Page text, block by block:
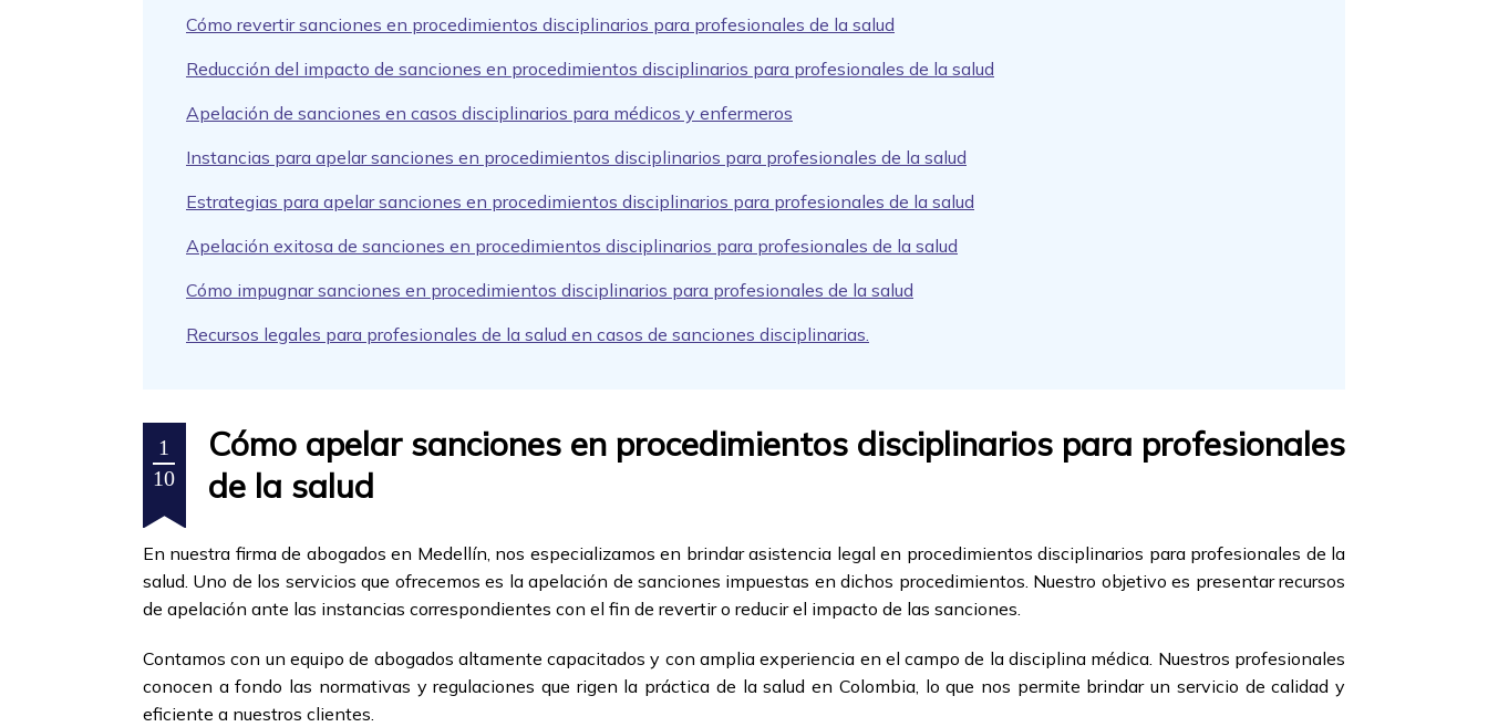
Cómo revertir sanciones en procedimientos disciplinarios para profesionales de la salud
Reducción del impacto de sanciones en procedimientos disciplinarios para profesionales de la salud
Apelación de sanciones en casos disciplinarios para médicos y enfermeros
Instancias para apelar sanciones en procedimientos disciplinarios para profesionales de la salud
Estrategias para apelar sanciones en procedimientos disciplinarios para profesionales de la salud
Apelación exitosa de sanciones en procedimientos disciplinarios para profesionales de la salud
Cómo impugnar sanciones en procedimientos disciplinarios para profesionales de la salud
Recursos legales para profesionales de la salud en casos de sanciones disciplinarias.
1
10
Cómo apelar sanciones en procedimientos disciplinarios para profesionales
de la salud
En nuestra firma de abogados en Medellín, nos especializamos en brindar asistencia legal en procedimientos disciplinarios para profesionales de la
salud. Uno de los servicios que ofrecemos es la apelación de sanciones impuestas en dichos procedimientos. Nuestro objetivo es presentar recursos
de apelación ante las instancias correspondientes con el fin de revertir o reducir el impacto de las sanciones.
Contamos con un equipo de abogados altamente capacitados y con amplia experiencia en el campo de la disciplina médica. Nuestros profesionales
conocen a fondo las normativas y regulaciones que rigen la práctica de la salud en Colombia, lo que nos permite brindar un servicio de calidad y
eficiente a nuestros clientes.